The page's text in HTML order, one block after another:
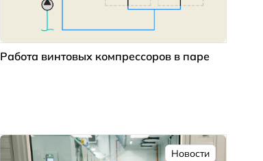
Работа винтовых компрессоров в паре
Новости